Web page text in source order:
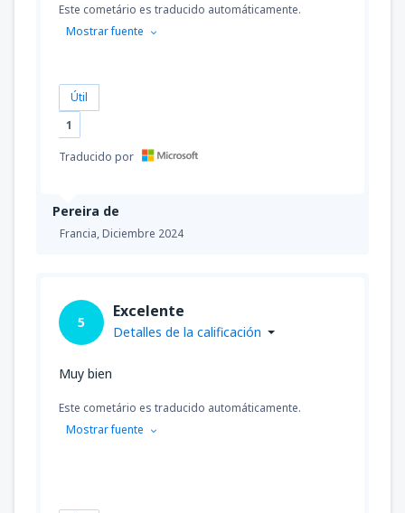
Pereira de
Francia,Diciembre 2024
Este cometário es traducido automáticamente.
Mostrar fuente
Útil
1
Traducido por
5
Excelente
Detalles de la calificación
Muy bien
Este cometário es traducido automáticamente.
Mostrar fuente